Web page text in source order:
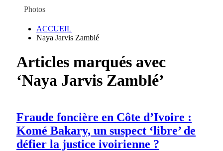
Photos
ACCUEIL
Naya Jarvis Zamblé
Articles marqués avec
‘Naya Jarvis Zamblé’
Fraude foncière en Côte d’Ivoire :
Komé Bakary, un suspect ‘libre’ de
défier la justice ivoirienne ?